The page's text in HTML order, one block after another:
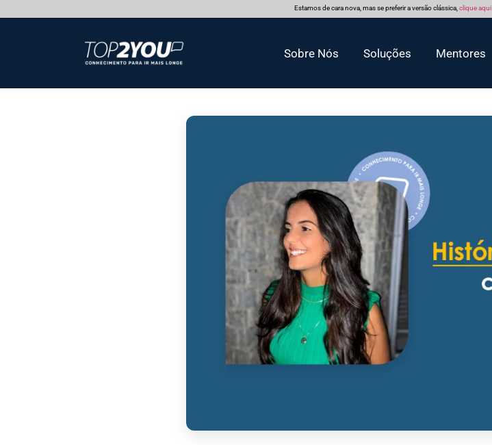
Estamos de cara nova, mas se preferir a versão clássica, clique aqui
Sobre Nós Soluções Mentores